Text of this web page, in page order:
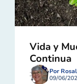
Vida y
Continua
Por
09/06/